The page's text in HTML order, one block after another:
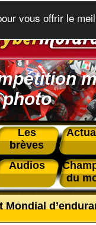
Les
brèves
Audios
du
Mondial
vous offrir le